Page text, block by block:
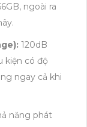
ngoài ra
120dB
kiện có độ
ngay cả khi
năng phát